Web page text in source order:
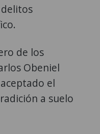
de los
Obeniel
el
a suelo